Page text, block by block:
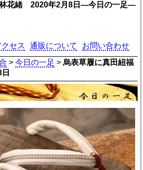
林花緒 2020年2月8日―今日の一足―
クセス 通販について
お問い合わせ
>今日の一足 >烏表草履に真田紐福